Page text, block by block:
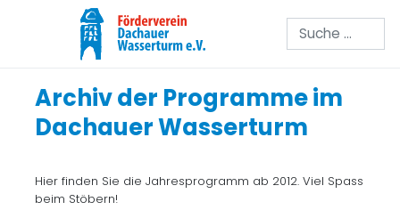
Suchen
Archiv der Programme im
Dachauer Wasserturm
Hier finden Sie die Jahresprogramm ab 2012. Viel Spass
beim Stöbern!